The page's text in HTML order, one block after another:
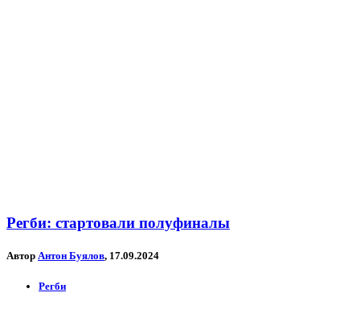
Регби: стартовали полуфиналы
Автор Антон Буялов, 17.09.2024
Регби